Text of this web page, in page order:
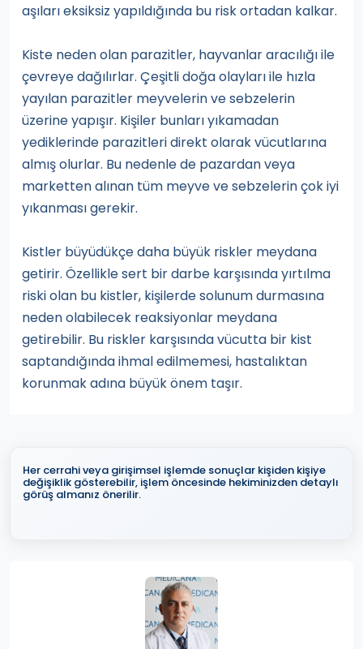
aşıları eksiksiz yapıldığında bu risk ortadan kalkar.
Kiste neden olan parazitler, hayvanlar aracılığı ile
çevreye dağılırlar. Çeşitli doğa olayları ile hızla
yayılan parazitler meyvelerin ve sebzelerin
üzerine yapışır. Kişiler bunları yıkamadan
yediklerinde parazitleri direkt olarak vücutlarına
almış olurlar. Bu nedenle de pazardan veya
marketten alınan tüm meyve ve sebzelerin çok iyi
yıkanması gerekir.
Kistler büyüdükçe daha büyük riskler meydana
getirir. Özellikle sert bir darbe karşısında yırtılma
riski olan bu kistler, kişilerde solunum durmasına
neden olabilecek reaksiyonlar meydana
getirebilir. Bu riskler karşısında vücutta bir kist
saptandığında ihmal edilmemesi, hastalıktan
korunmak adına büyük önem taşır.
Her cerrahi veya girişimsel işlemde sonuçlar kişiden kişiye
değişiklik gösterebilir, işlem öncesinde hekiminizden detaylı
görüş almanız önerilir.